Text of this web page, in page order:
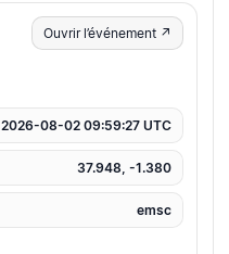
Ouvrir l’événement ↗
2026-08-02 09:59:27 UTC
37.948, -1.380
emsc